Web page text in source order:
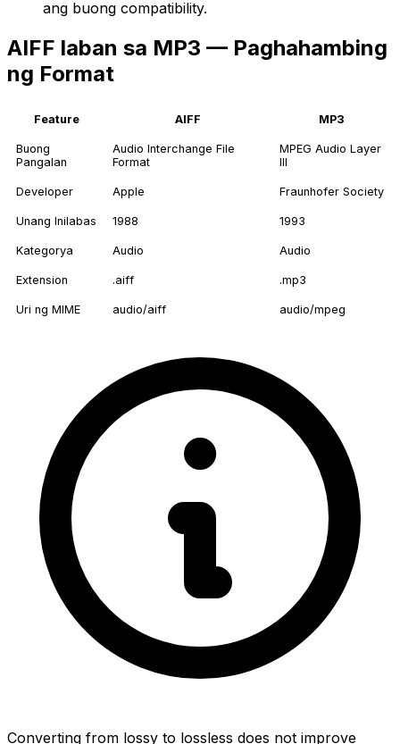
ang buong compatibility.
AIFF laban sa MP3 — Paghahambing
ng Format
Feature AIFF MP3
Buong
Pangalan
Audio Interchange File
Format
MPEG Audio Layer
III
Developer Apple Fraunhofer Society
Unang Inilabas 1988 1993
Kategorya Audio Audio
Extension .aiff .mp3
Uri ng MIME audio/aiff audio/mpeg
Converting from lossy to lossless does not improve